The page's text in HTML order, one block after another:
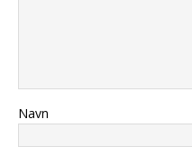
Navn